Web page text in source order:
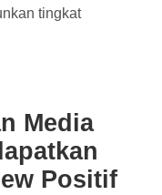
tingkat
Media
Positif